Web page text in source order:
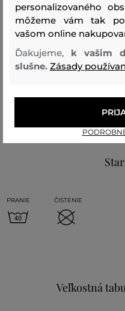
Sezóna: SS26 Kód
PRANIE ČISTENIE
Veľkostná
personalizovaného
môžeme vám tak
vašom online
Ďakujeme, k vašim
slušne. Zásady